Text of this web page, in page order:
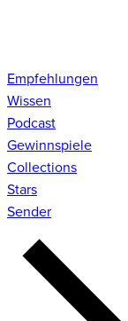
Empfehlungen
Wissen
Podcast
Gewinnspiele
Collections
Stars
Sender